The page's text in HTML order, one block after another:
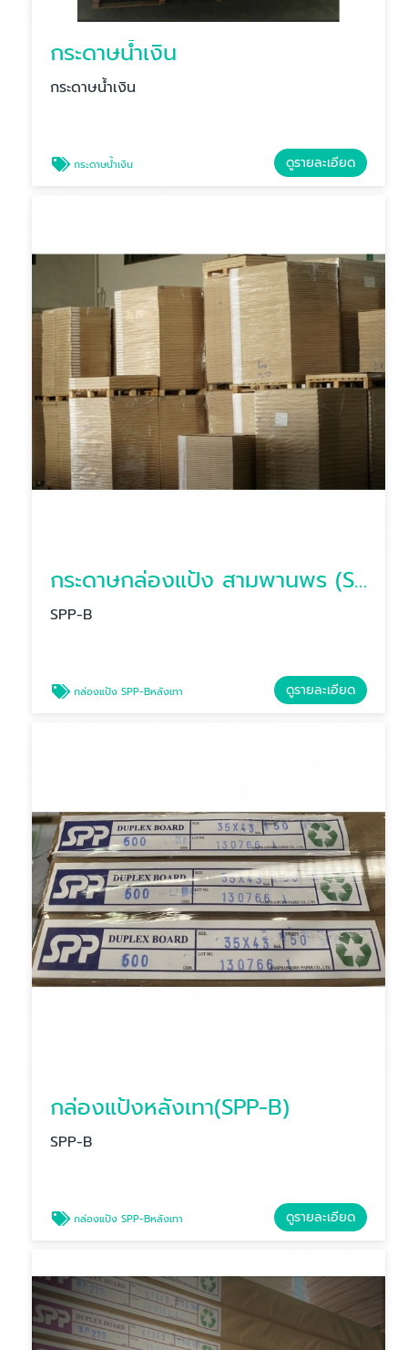
กระดาษน้ำเงิน
กระดาษน้ำเงิน
กระดาษน้ำเงิน ดูรายละเอียด
กระดาษกล่องแป้ง สามพานพร (SPP-B) หลังเทา/หลังน้ำตาล
SPP-B
กล่องแป้ง SPP-Bหลังเทา ดูรายละเอียด
กล่องแป้งหลังเทา(SPP-B)
SPP-B
กล่องแป้ง SPP-Bหลังเทา ดูรายละเอียด